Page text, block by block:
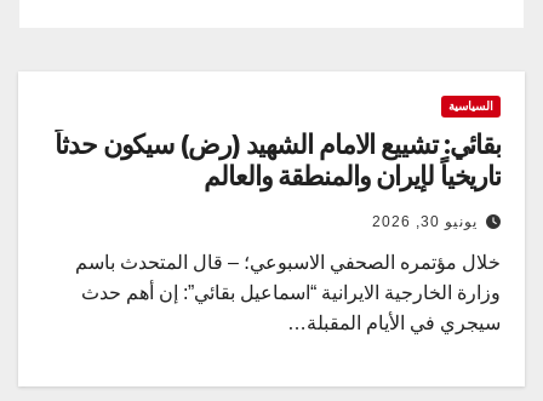
السياسية
بقائي: تشييع الامام الشهيد (رض) سيكون حدثاً
تاريخياً لإيران والمنطقة والعالم
يونيو 30, 2026
خلال مؤتمره الصحفي الاسبوعي؛ – قال المتحدث باسم
وزارة الخارجية الايرانية “اسماعيل بقائي”: إن أهم حدث
سيجري في الأيام المقبلة…